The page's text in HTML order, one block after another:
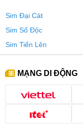
Sim Đại Cát
Sim Số Độc
Sim Tiến Lên
MẠNG DI ĐỘNG